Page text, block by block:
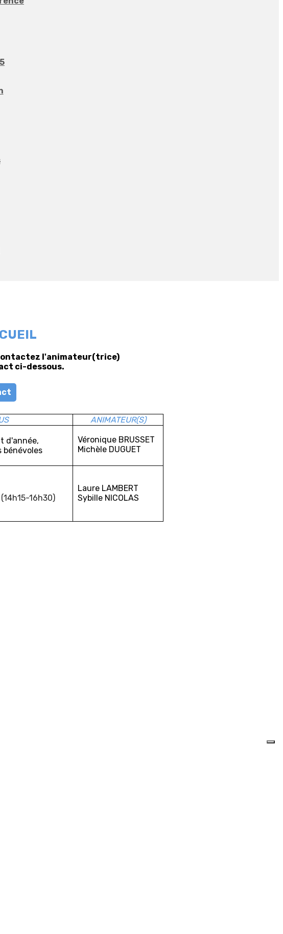
l'animateur(trice)
ci-dessous.
ANIMATEUR(S)
d'année,
bénévoles
Véronique BRUSSET
Michèle DUGUET
16h30)
Laure LAMBERT
Sybille NICOLAS